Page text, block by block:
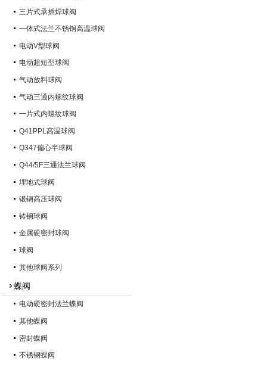
三片式承插焊球阀
一体式法兰不锈钢高温球阀
电动V型球阀
电动超短型球阀
气动放料球阀
气动三通内螺纹球阀
一片式内螺纹球阀
Q41PPL高温球阀
Q347偏心半球阀
Q44/5F三通法兰球阀
埋地式球阀
锻钢高压球阀
铸钢球阀
金属硬密封球阀
球阀
其他球阀系列
蝶阀
电动硬密封法兰蝶阀
其他蝶阀
密封蝶阀
不锈钢蝶阀